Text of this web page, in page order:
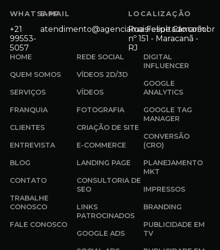
WHATSAPP
+21
99553-
5057
E-MAIL
atendimento@agenciamaisresultado.com.br
LOCALIZAÇÃO
Rua Felipe Camarão
nº 151 - Maracanã -
RJ
HOME
QUEM SOMOS
SERVIÇOS
FRANQUIA
CLIENTES
ENTREVISTA
BLOG
CONTATO
TRABALHE
CONOSCO
FALE CONOSCO
REDE SOCIAL
VÍDEOS 2D/3D
VÍDEOS
FOTOGRAFIA
CRIAÇÃO DE SITE
E-COMMERCE
LANDING PAGE
CONSULTORIA DE
SEO
LINKS
PATROCINADOS
GOOGLE ADS
DIGITAL
INFLUENCER
GOOGLE
ANALYTICS
GOOGLE TAG
MANAGER
CONVERSÃO
(CRO)
PLANEJAMENTO
MKT
IMPRESSOS
BRANDING
PUBLICIDADE EM
TV